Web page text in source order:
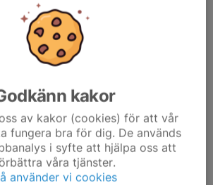
om veckans träningar
kommentarer
kakor
av kakor (cookies) för att vår
fungera bra för dig. De används
i syfte att hjälpa oss att
våra tjänster.
använder vi cookies